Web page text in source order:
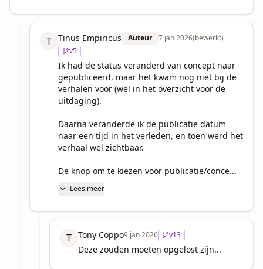
T Tinus Empiricus Auteur 7 jan 2026(bewerkt)
v5
Ik had de status veranderd van concept naar
gepubliceerd, maar het kwam nog niet bij de
verhalen voor (wel in het overzicht voor de
uitdaging).
Daarna veranderde ik de publicatie datum
naar een tijd in het verleden, en toen werd het
verhaal wel zichtbaar.
De knop om te kiezen voor publicatie/conce...
Lees meer
T Tony Coppo9 jan 2026 v13
Deze zouden moeten opgelost zijn...